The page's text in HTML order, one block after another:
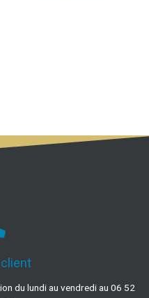
du lundi au vendredi au 06 52